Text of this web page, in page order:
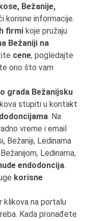
Bežanije,
korisne informacije.
firmi koje pružaju
Bežaniji na
cene, pogledajte
ono što vam
grada Bežanijsku
stupiti u kontakt
. Na
vreme i email
Bežaniji, Ledinama
Ledinama,
endodoncija.
korisne
klikova na portalu
Kada pronađete